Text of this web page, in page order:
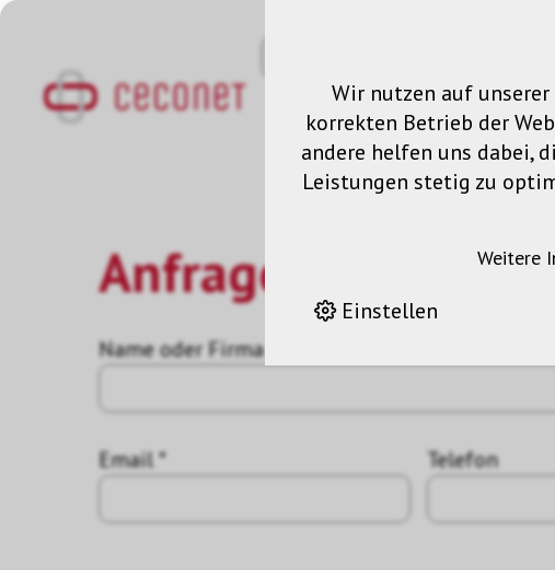
Anfrage
Name oder Firma *
Email * Telefon
Wir nutzen auf
korrekten Betrieb der
andere helfen uns dabei,
Leistungen stetig zu
Weitere
Einstellen